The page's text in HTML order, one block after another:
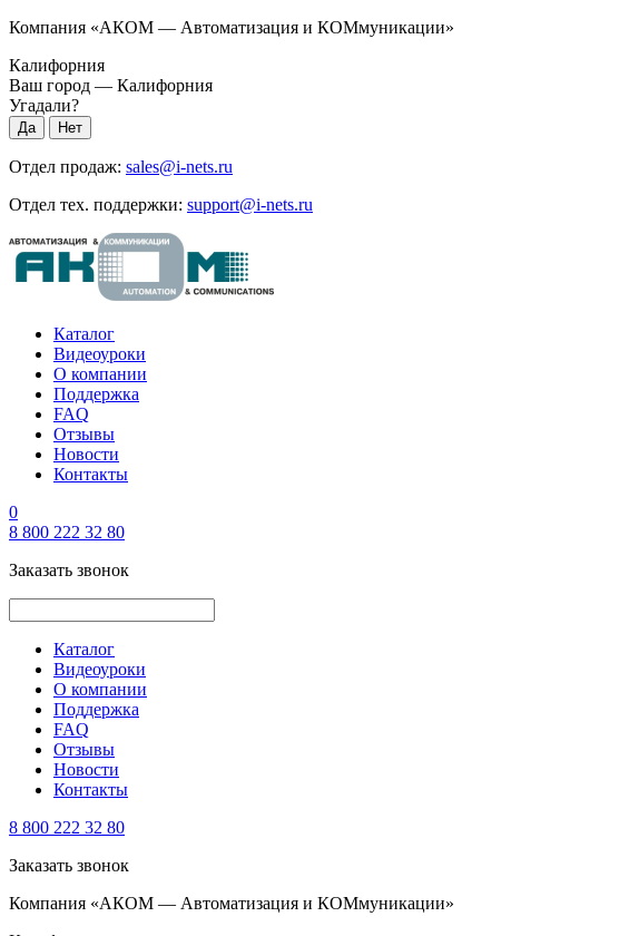
Компания «АКОМ — Автоматизация и КОМмуникации»
Калифорния
Ваш город — Калифорния
Угадали?
Отдел продаж: sales@i-nets.ru
Отдел тех. поддержки: support@i-nets.ru
Каталог
Видеоуроки
О компании
Поддержка
FAQ
Отзывы
Новости
Контакты
0
8 800 222 32 80
Заказать звонок
Каталог
Видеоуроки
О компании
Поддержка
FAQ
Отзывы
Новости
Контакты
8 800 222 32 80
Заказать звонок
Компания «АКОМ — Автоматизация и КОМмуникации»